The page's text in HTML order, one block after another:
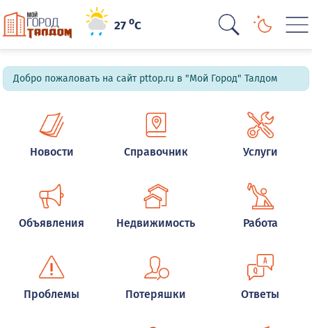
27oC
Добро пожаловать на сайт pttop.ru в "Мой Город" Талдом
Новости Справочник Услуги
Объявления Недвижимость Работа
Проблемы Потеряшки Ответы